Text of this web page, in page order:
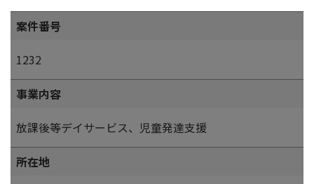
案件番号
1232
事業内容
放課後等デイサービス、児童発達支援
所在地